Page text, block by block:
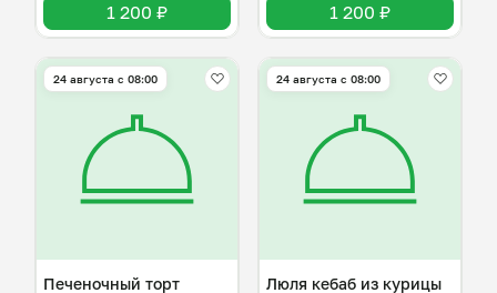
1 200 ₽ 1 200 ₽
24 августа с 08:00
Печеночный торт
24 августа с 08:00
Люля кебаб из курицы